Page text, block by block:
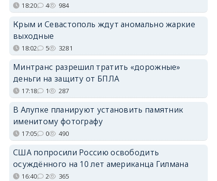
18:20 4 984
Крым и Севастополь ждут аномально жаркие
выходные
18:02 5 3281
Минтранс разрешил тратить «дорожные»
деньги на защиту от БПЛА
17:18 1 287
В Алупке планируют установить памятник
именитому фотографу
17:05 0 490
США попросили Россию освободить
осуждённого на 10 лет американца Гилмана
16:40 2 365